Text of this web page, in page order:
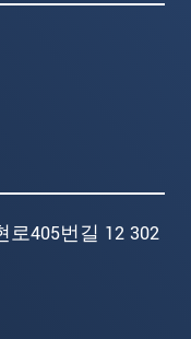
405번길 12 302